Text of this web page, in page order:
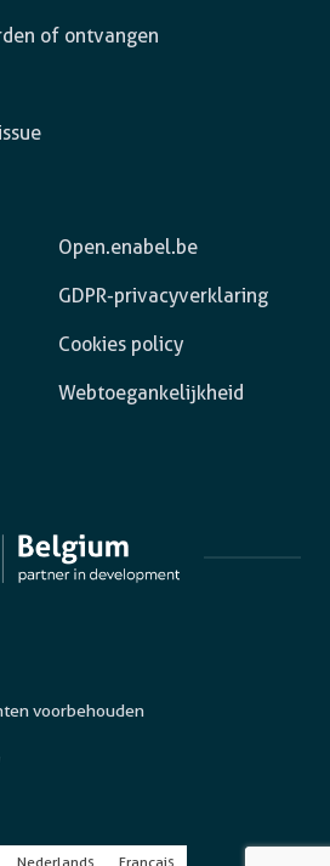
of ontvangen
Open.enabel.be
GDPR-privacyverklaring
Cookies policy
Webtoegankelijkheid
voorbehouden
Nederlands Français